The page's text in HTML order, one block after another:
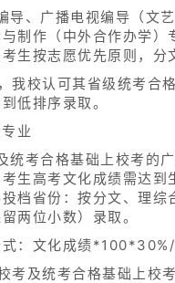
导、广播电视编导（
制作（中外合作办学
生按志愿优先原则，分
我校认可其省级统考合
低排序录取。
业
统考合格基础上校考的
生高考文化成绩需达
投档省份：按分文、理
两位小数）录取。
式：文化成绩
考及统考合格基础上